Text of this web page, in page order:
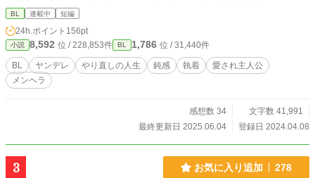
前世有名だったBLゲームの世界と一致する事を。 こんな時に思い出しても遅せ
ぇわ！と思い、どうかもう一度やり直せたら、貴族なんだから可愛い嫁さんと裕
福にのんびり暮らしたい…！ そう思った俺の願いは届いたのだ。 5歳の時の俺
に戻ってきた…！ 今度は絶対関わらない！
BL 連載中 短編
24h.ポイント 156pt
小説 8,592 位 / 228,853件 BL 1,786 位 / 31,440件
BL ヤンデレ やり直しの人生 鈍感 執着
愛され主人公
メンヘラ
感想数 34
文字数 41,991
最終更新日 2025.06.04
登録日 2024.04.08
3 お気に入り追加 278